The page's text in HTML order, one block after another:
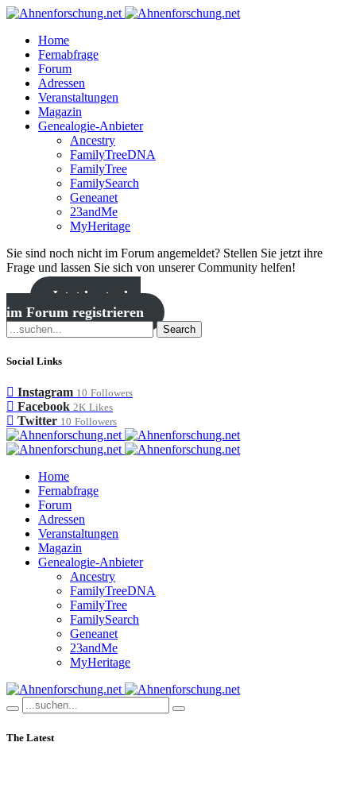
Home
Fernabfrage
Forum
Adressen
Veranstaltungen
Magazin
Genealogie-Anbieter
Ancestry
FamilyTreeDNA
FamilyTree
FamilySearch
Geneanet
23andMe
MyHeritage
Sie sind noch nicht im Forum angemeldet? Stellen Sie jetzt ihre
Frage und lassen Sie sich von unserer Community helfen!
Jetzt kostenlos
im Forum registrieren
Search
Social Links
Instagram 10 Followers
Facebook 2K Likes
Twitter 10 Followers
Home
Fernabfrage
Forum
Adressen
Veranstaltungen
Magazin
Genealogie-Anbieter
Ancestry
FamilyTreeDNA
FamilyTree
FamilySearch
Geneanet
23andMe
MyHeritage
The Latest